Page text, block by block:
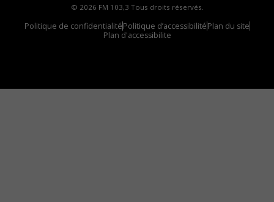
© 2026 FM 103,3 Tous droits réservés.
Politique de confidentialitéPolitique d’accessibilitéPlan du site
Plan d'accessibilite